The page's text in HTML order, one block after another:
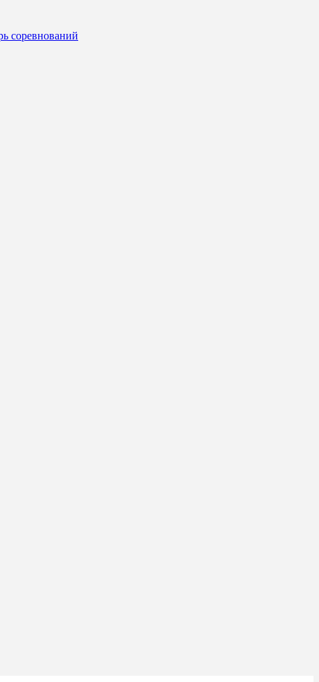
соревнований